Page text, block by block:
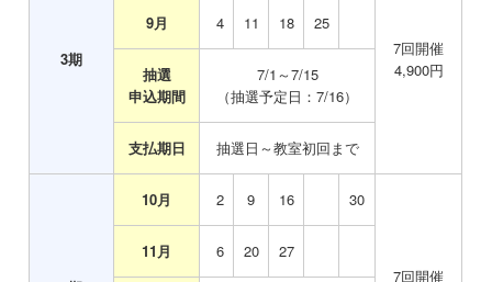
3期
7回開催
4,900円
9月 04 11 18 25
抽選
申込期間
7/1～7/15
（抽選予定日：7/16）
支払期日 抽選日～教室初回まで
10月 02 9 16 30
7回開催
11月 06 20 27